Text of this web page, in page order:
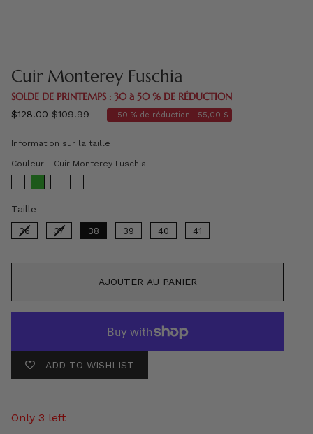
Cuir Monterey Fuschia
SOLDE DE PRINTEMPS : 30 à 50 % DE RÉDUCTION
régulier
$128.00 $109.99 - 50 % de réduction | 55,00 $
Information sur la taille
Couleur - Cuir Monterey Fuschia
Taille
36 37 38 39 40 41
AJOUTER AU PANIER
ADD TO WISHLIST
Only 3 left